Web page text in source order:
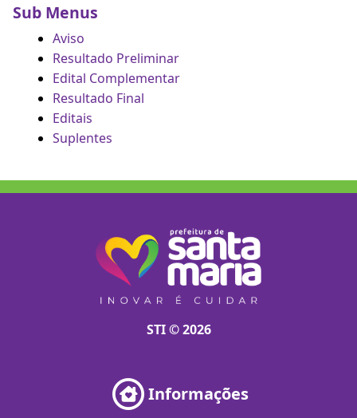
Sub Menus
Aviso
Resultado Preliminar
Edital Complementar
Resultado Final
Editais
Suplentes
STI © 2026
Informações